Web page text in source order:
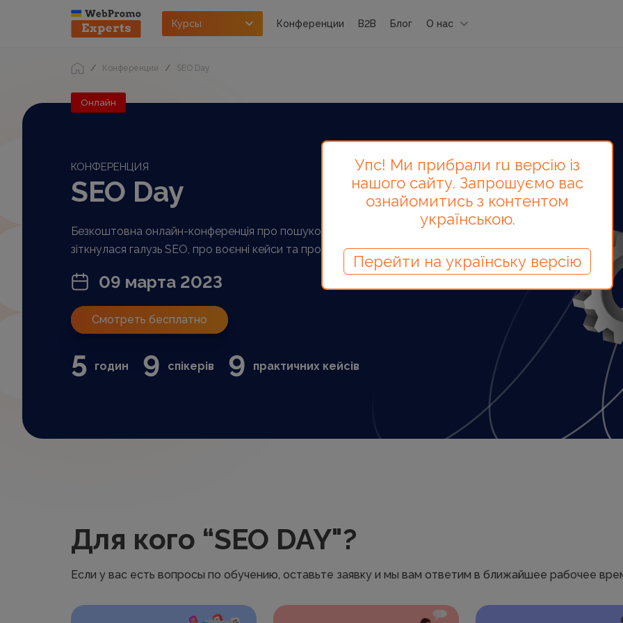
Курсы Конференции B2B Блог О нас
Конференции SEO Day
Онлайн
КОНФЕРЕНЦИЯ
SEO Day
Безкоштовна онлайн-конференція про пошукову оптимізацію, про зміни з якими
зіткнулася галузь SEO, про воєнні кейси та про майбутнє українського SEO
09 марта 2023
Смотреть бесплатно
5 годин 9 спікерів 9 практичних кейсів
Для кого “SEO DAY"?
Если у вас есть вопросы по обучению, оставьте заявку и мы вам ответим в ближайшее рабочее
Упс! Ми прибрали ru версію із
нашого сайту. Запрошуємо вас
ознайомитись з контентом
українською.
Перейти на українську версію